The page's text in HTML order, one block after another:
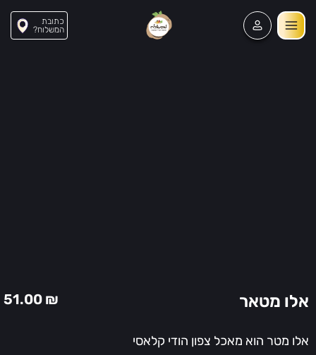
כתובת
?המשלוח
אלו מטאר
אלו מטר הוא מאכל צפון הודי קלאסי
51.00 ₪